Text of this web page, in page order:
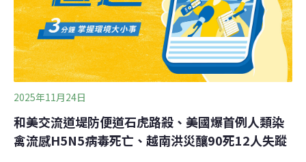
無危（LC）、近危（NT）、易危、瀕危、極危（CR）、
野外絕滅（EW）、絕滅（EX）。智利環境部重新檢視境
內洪堡企鵝的生
2025年11月24日
和美交流道堤防便道石虎路殺、美國爆首例人類染
禽流感H5N5病毒死亡、越南洪災釀90死12人失蹤